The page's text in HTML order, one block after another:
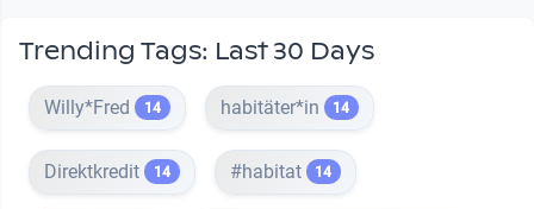
Trending Tags: Last 30 Days
Willy*Fred 14 habitäter*in 14
Direktkredit 14 #habitat 14